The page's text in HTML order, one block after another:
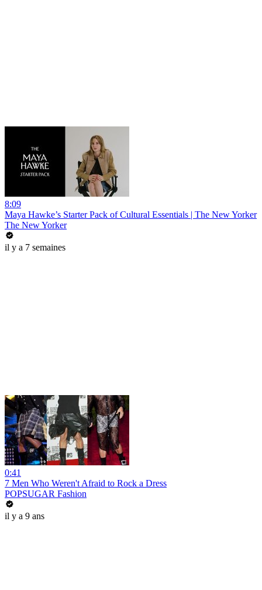
8:09
Maya Hawke’s Starter Pack of Cultural Essentials | The New Yorker
The New Yorker
il y a 7 semaines
0:41
7 Men Who Weren't Afraid to Rock a Dress
POPSUGAR Fashion
il y a 9 ans